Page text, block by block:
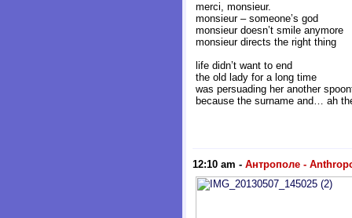
merci, monsieur.
monsieur – someone’s god
monsieur doesn’t smile anymore
monsieur directs the right thing
life didn’t want to end
the old lady for a long time
was persuading her another
because the surname and… ah
12:10 am - Антрополе -